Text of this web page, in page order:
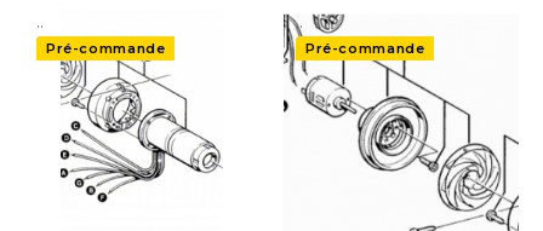
..
Pré-commande
..
Pré-commande